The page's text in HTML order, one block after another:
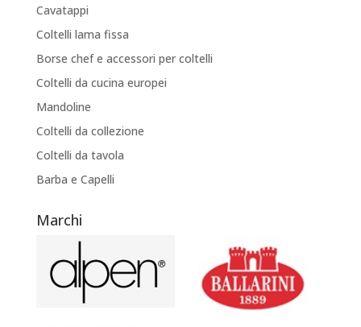
Cavatappi
Coltelli lama fissa
Borse chef e accessori per coltelli
Coltelli da cucina europei
Mandoline
Coltelli da collezione
Coltelli da tavola
Barba e Capelli
Marchi